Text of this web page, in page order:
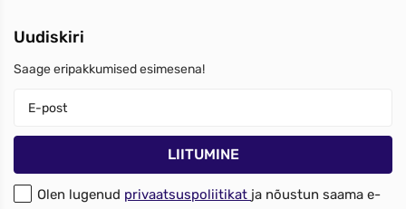
Uudiskiri
Saage eripakkumised esimesena!
Olen lugenud privaatsuspoliitikat ja nõustun saama e-